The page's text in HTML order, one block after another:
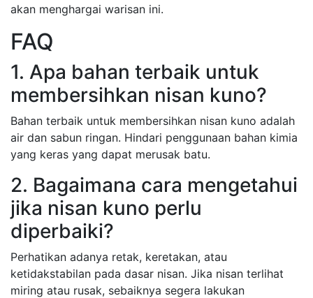
akan menghargai warisan ini.
FAQ
1. Apa bahan terbaik untuk
membersihkan nisan kuno?
Bahan terbaik untuk membersihkan nisan kuno adalah
air dan sabun ringan. Hindari penggunaan bahan kimia
yang keras yang dapat merusak batu.
2. Bagaimana cara mengetahui
jika nisan kuno perlu
diperbaiki?
Perhatikan adanya retak, keretakan, atau
ketidakstabilan pada dasar nisan. Jika nisan terlihat
miring atau rusak, sebaiknya segera lakukan